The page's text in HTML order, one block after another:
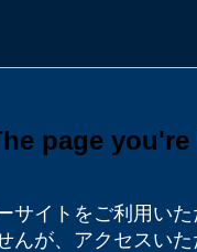
サイトをご利用いた
んが、 アクセスいた